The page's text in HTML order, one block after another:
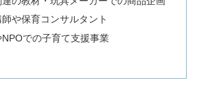
や保育コンサルタント
での子育て支援事業